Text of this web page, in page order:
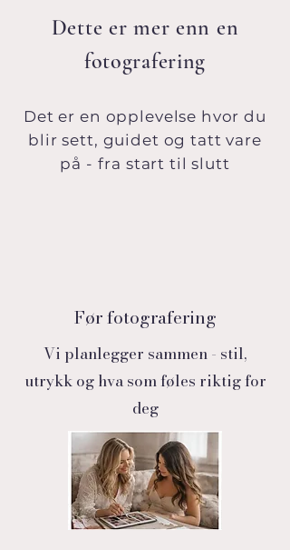
Dette er mer enn en
fotografering
Det er en opplevelse hvor du
blir sett, guidet og tatt vare
på - fra start til slutt
Før fotografering
Vi planlegger sammen - stil,
utrykk og hva som føles riktig for
deg